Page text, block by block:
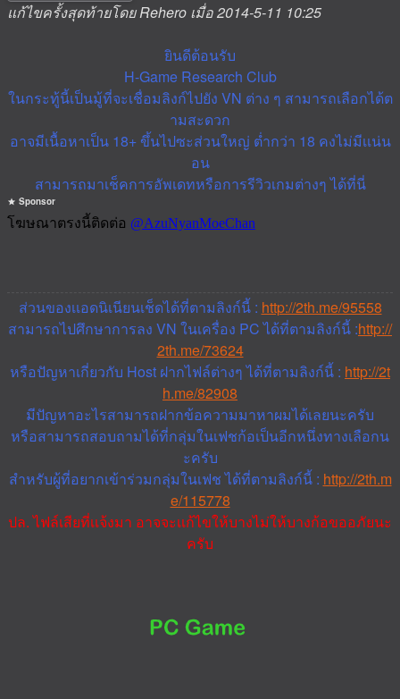
แก้ไขครั้งสุดท้ายโดย Rehero เมื่อ 2014-5-11 10:25
ยินดีต้อนรับ
H-Game Research Club
ในกระทู้นี้เป็นมู้ที่จะเชื่อมลิงก์ไปยัง VN ต่าง ๆ สามารถเลือกได้ต
ามสะดวก
อาจมีเนื้อหาเป็น 18+ ขึ้นไปซะส่วนใหญ่ ตํ่ากว่า 18 คงไม่มีเเน่น
อน
สามารถมาเช็คการอัพเดทหรือการรีวิวเกมต่างๆ ได้ที่นี่
Sponsor
ส่วนของเเอดนิเนียนเช็ดได้ที่ตามลิงก์นี้ : http://2th.me/95558
สามารถไปศึกษาการลง VN ในเครื่อง PC ได้ที่ตามลิงก์นี้ :http://
2th.me/73624
หรือปัญหาเกี่ยวกับ Host ฝากไฟล์ต่างๆ ได้ที่ตามลิงก์นี้ : http://2t
h.me/82908
มีปัญหาอะไรสามารถฝากข้อความมาหาผมได้เลยนะครับ
หรือสามารถสอบถามได้ที่กลุ่มในเฟชก้อเป็นอีกหนึ่งทางเลือกน
ะครับ
สำหรับผู้ที่อยากเข้าร่วมกลุ่มในเฟชได้ที่ตามลิงก์นี้ : http://2th.m
e/115778
ปล. ไฟล์เสียที่เเจ้งมา อาจจะเเก้ไขให้บางไม่ให้บางก้อขออภัยนะ
ครับ